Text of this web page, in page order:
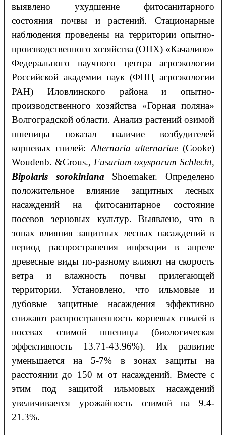
выявлено ухудшение фитосанитарного
состояния почвы и растений. Стационарные
наблюдения проведены на территории опытно-
производственного хозяйства (ОПХ) «Качалино»
Федерального научного центра агроэкологии
Российской академии наук (ФНЦ агроэкологии
РАН) Иловлинского района и опытно-
производственного хозяйства «Горная поляна»
Волгоградской области. Анализ растений озимой
пшеницы показал наличие возбудителей
корневых гнилей: Alternaria alternariae(Cooke)
Woudenb. &Crous., Fusarium oxysporum Schlecht,
Bipolaris
sorokiniana Shoemaker. Определено
положительное влияние защитных лесных
насаждений на фитосанитарное состояние
посевов зерновых культур. Выявлено, что в
зонах влияния защитных лесных насаждений в
период распространения инфекции в апреле
древесные виды по-разному влияют на скорость
ветра и влажность почвы прилегающей
территории. Установлено, что ильмовые и
дубовые защитные насаждения эффективно
снижают распространенность корневых гнилей в
посевах озимой пшеницы (биологическая
эффективность 13.71-43.96%). Их развитие
уменьшается на 5-7% в зонах защиты на
расстоянии до 150 м от насаждений. Вместе с
этим под защитой ильмовых насаждений
увеличивается урожайность озимой на 9.4-
21.3%.